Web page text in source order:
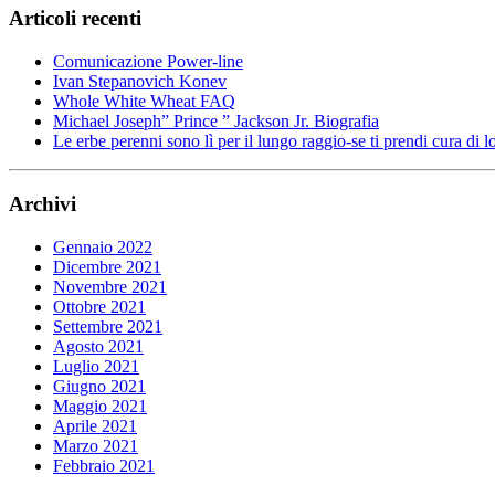
Articoli recenti
Comunicazione Power-line
Ivan Stepanovich Konev
Whole White Wheat FAQ
Michael Joseph” Prince ” Jackson Jr. Biografia
Le erbe perenni sono lì per il lungo raggio-se ti prendi cura di
Archivi
Gennaio 2022
Dicembre 2021
Novembre 2021
Ottobre 2021
Settembre 2021
Agosto 2021
Luglio 2021
Giugno 2021
Maggio 2021
Aprile 2021
Marzo 2021
Febbraio 2021